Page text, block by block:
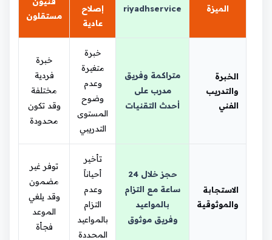
الميزة riyadhservice
إصلاح
عادية
مستقلون
الخبرة
والتدريب
الفني
متراكمة وفريق
مدرب على
أحدث التقنيات
خبرة
متغيرة
وعدم
وضوح
المستوى
التدريبي
خبرة
فردية
مختلفة
وقد تكون
محدودة
الاستجابة
والموثوقية
حجز خلال 24
ساعة مع التزام
بالمواعيد
وفريق موثوق
تأخير
أحياناً
وعدم
التزام
بالمواعيد
المحددة
توفر غير
مضمون
وقد يلغي
الموعد
فجأة